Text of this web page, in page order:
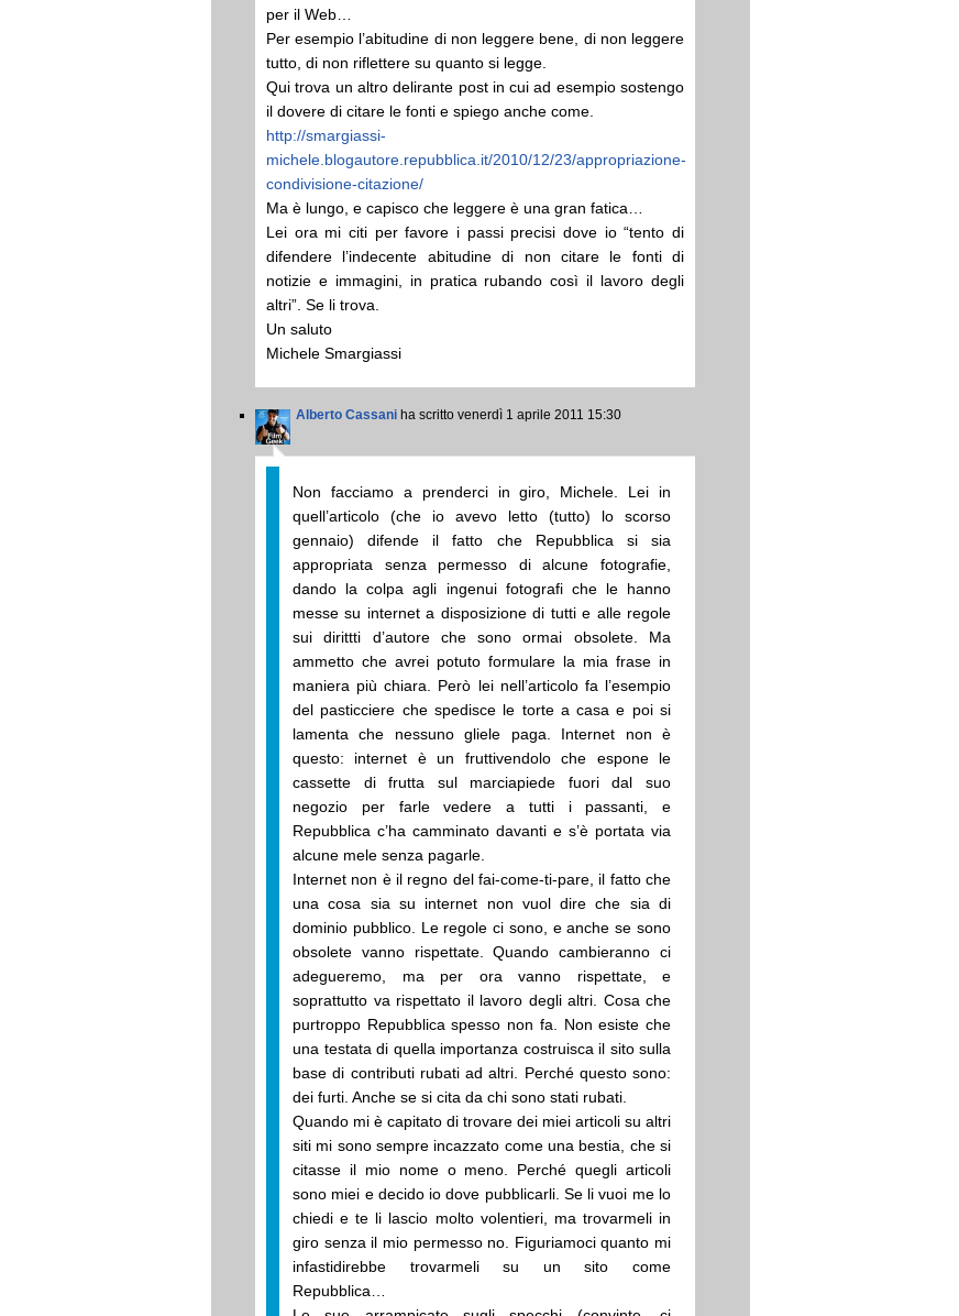
per il Web…
Per esempio l’abitudine di non leggere bene, di non leggere
tutto, di non riflettere su quanto si legge.
Qui trova un altro delirante post in cui ad esempio sostengo
il dovere di citare le fonti e spiego anche come.
http://smargiassi-
michele.blogautore.repubblica.it/2010/12/23/appropriazione-
condivisione-citazione/
Ma è lungo, e capisco che leggere è una gran fatica…
Lei ora mi citi per favore i passi precisi dove io “tento di
difendere l’indecente abitudine di non citare le fonti di
notizie e immagini, in pratica rubando così il lavoro degli
altri”. Se li trova.
Un saluto
Michele Smargiassi
Alberto Cassani ha scritto venerdì 1 aprile 2011 15:30
Non facciamo a prenderci in giro, Michele. Lei in
quell’articolo (che io avevo letto (tutto) lo scorso
gennaio) difende il fatto che Repubblica si sia
appropriata senza permesso di alcune fotografie,
dando la colpa agli ingenui fotografi che le hanno
messe su internet a disposizione di tutti e alle regole
sui dirittti d’autore che sono ormai obsolete. Ma
ammetto che avrei potuto formulare la mia frase in
maniera più chiara. Però lei nell’articolo fa l’esempio
del pasticciere che spedisce le torte a casa e poi si
lamenta che nessuno gliele paga. Internet non è
questo: internet è un fruttivendolo che espone le
cassette di frutta sul marciapiede fuori dal suo
negozio per farle vedere a tutti i passanti, e
Repubblica c’ha camminato davanti e s’è portata via
alcune mele senza pagarle.
Internet non è il regno del fai-come-ti-pare, il fatto che
una cosa sia su internet non vuol dire che sia di
dominio pubblico. Le regole ci sono, e anche se sono
obsolete vanno rispettate. Quando cambieranno ci
adegueremo, ma per ora vanno rispettate, e
soprattutto va rispettato il lavoro degli altri. Cosa che
purtroppo Repubblica spesso non fa. Non esiste che
una testata di quella importanza costruisca il sito sulla
base di contributi rubati ad altri. Perché questo sono:
dei furti. Anche se si cita da chi sono stati rubati.
Quando mi è capitato di trovare dei miei articoli su altri
siti mi sono sempre incazzato come una bestia, che si
citasse il mio nome o meno. Perché quegli articoli
sono miei e decido io dove pubblicarli. Se li vuoi me lo
chiedi e te li lascio molto volentieri, ma trovarmeli in
giro senza il mio permesso no. Figuriamoci quanto mi
infastidirebbe trovarmeli su un sito come
Repubblica…